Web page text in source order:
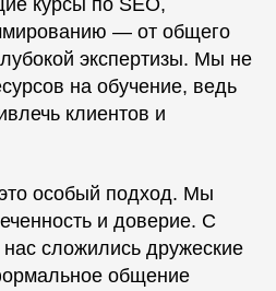
— от общего
экспертизы. Мы не
на обучение, ведь
клиентов и
особый подход. Мы
и доверие. С
сложились дружеские
общение